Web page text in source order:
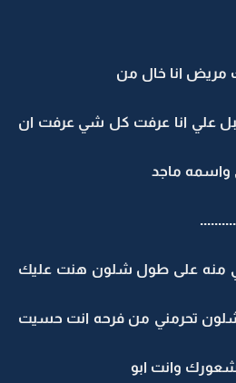
انا خال من
علي انا عرفت كل شي عرفت ان
واسمه ماجد
منه على طول شلون هنت عليك
شلون تحرمني من فرحه انت حسيت
وانت ابو